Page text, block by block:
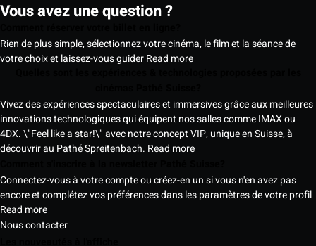
Vous avez une question ?
Rien de plus simple, sélectionnez votre cinéma, le film et la séance de
votre choix et laissez-vous guiderRead more
Vivez des expériences spectaculaires et immersives grâce aux meilleures
innovations technologiques qui équipent nos salles comme IMAX ou
4DX. \"Feel like a star!\" avec notre concept VIP, unique en Suisse, à
découvrir au Pathé Spreitenbach. Read more
Connectez-vous à votre compte ou créez-en un si vous n'en avez pas
encore et complétez vos préférences dans les paramètres de votre profil
Read more
Nous contacter